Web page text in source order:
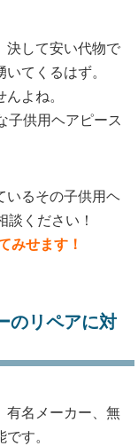
決して安い代物で
てくるはず。
よね。
子供用ヘアピース
いるその子供用ヘ
談ください！
みせます！
のリペアに対
有名メーカー、無
す。